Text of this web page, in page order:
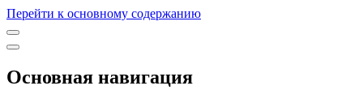
Перейти к основному содержанию
Основная навигация